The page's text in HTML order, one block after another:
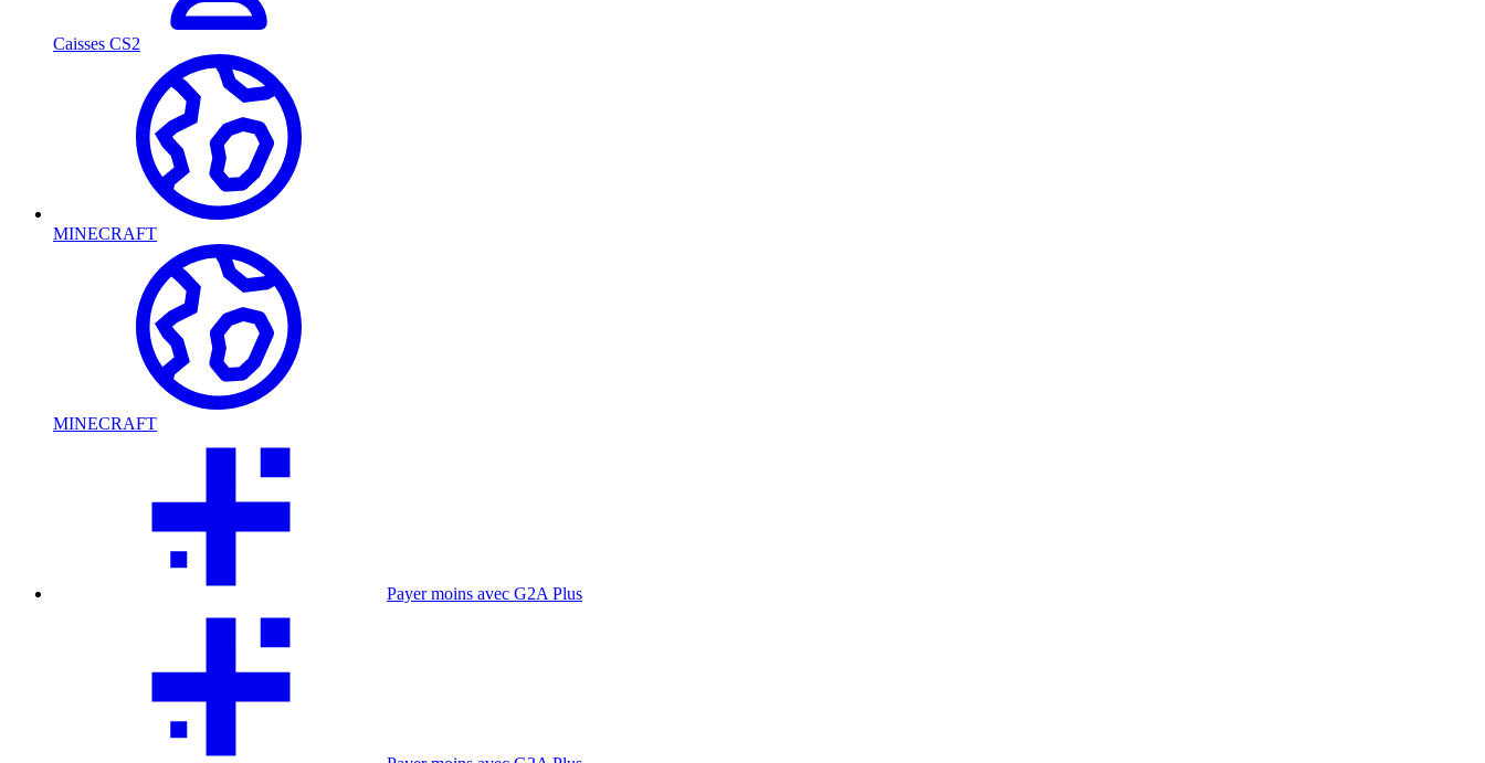
Caisses CS2
MINECRAFT
MINECRAFT
Payer moins avec G2A Plus